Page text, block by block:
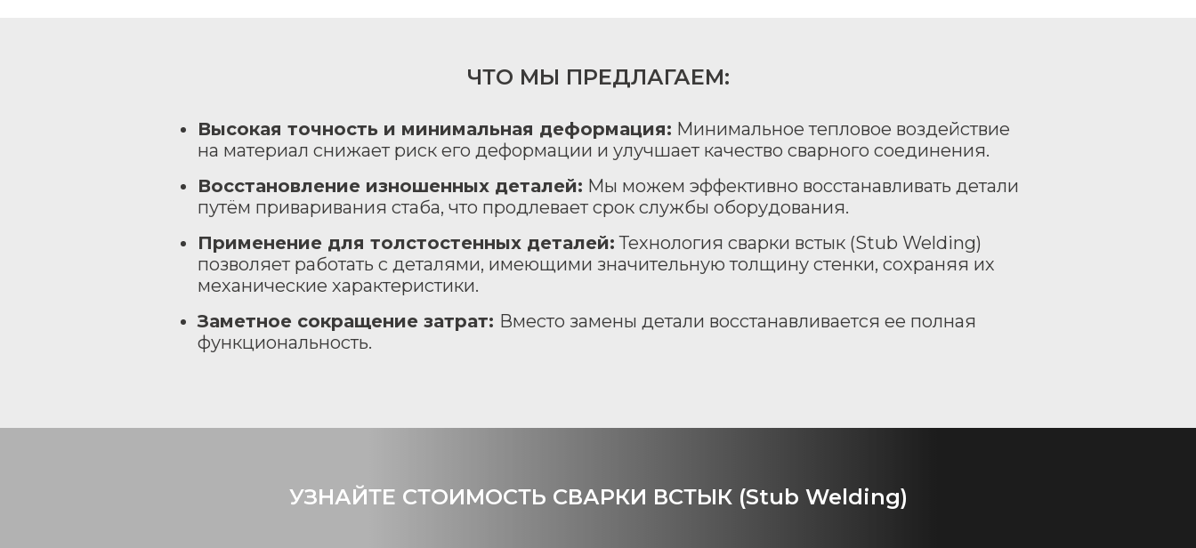
ЧТО МЫ ПРЕДЛАГАЕМ:
Высокая точность и минимальная деформация: Минимальное тепловое воздействие
на материал снижает риск его деформации и улучшает качество сварного соединения.
Восстановление изношенных деталей: Мы можем эффективно восстанавливать детали
путём приваривания стаба, что продлевает срок службы оборудования.
Применение для толстостенных деталей: Технология сварки встык (Stub Welding)
позволяет работать с деталями, имеющими значительную толщину стенки, сохраняя их
механические характеристики.
Заметное сокращение затрат: Вместо замены детали восстанавливается ее полная
функциональность.
УЗНАЙТЕ СТОИМОСТЬ СВАРКИ ВСТЫК (Stub Welding)